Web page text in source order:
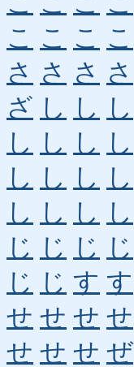
こ こ こ こ
さ さ さ さ
ざ し し し
し し し し
し し し し
し し し し
じ じ じ じ
じ じ す す
せ せ せ せ
せ せ せ ぜ